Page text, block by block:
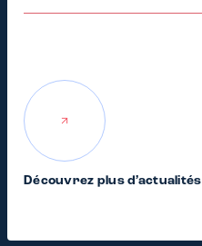
Découvrez plus d’actualités